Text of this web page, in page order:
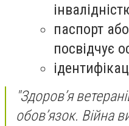
паспорт
посвідчує
"Здоров’я
обов’язок. Війна